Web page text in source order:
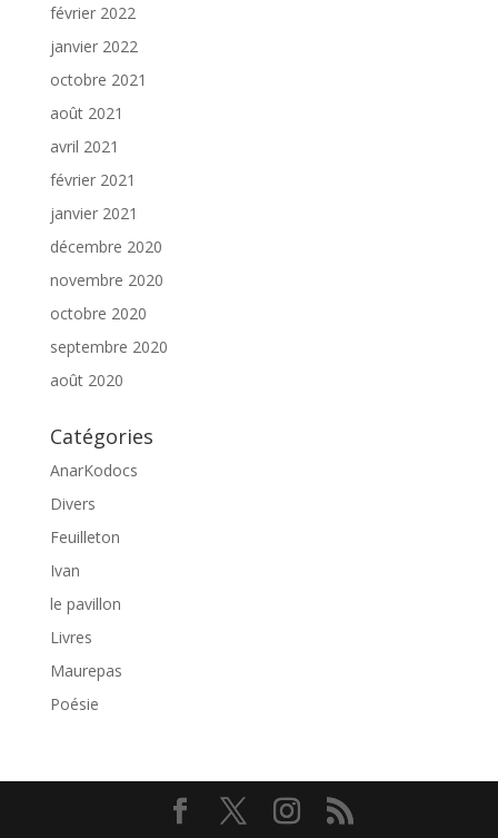
février 2022
janvier 2022
octobre 2021
août 2021
avril 2021
février 2021
janvier 2021
décembre 2020
novembre 2020
octobre 2020
septembre 2020
août 2020
Catégories
AnarKodocs
Divers
Feuilleton
Ivan
le pavillon
Livres
Maurepas
Poésie